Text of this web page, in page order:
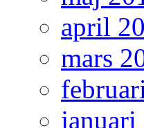
april
mars
januari